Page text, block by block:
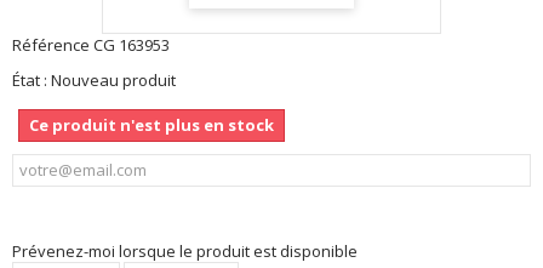
Référence CG 163953
État : Nouveau produit
Ce produit n'est plus en stock
Prévenez-moi lorsque le produit est disponible